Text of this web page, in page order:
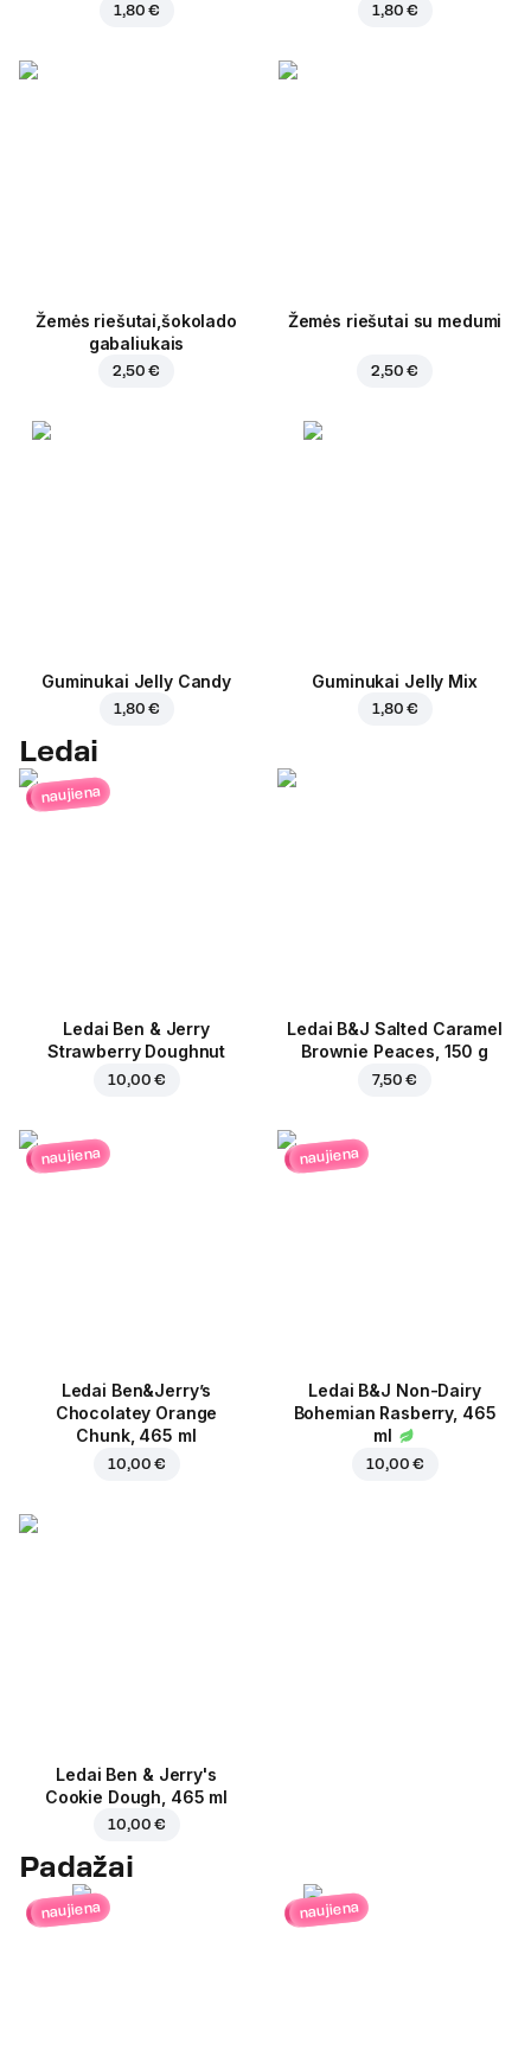
1,80 € 1,80 €
Žemės riešutai,šokolado
gabaliukais
2,50 €
Žemės riešutai su medumi
2,50 €
Guminukai Jelly Candy
1,80 €
Guminukai Jelly Mix
1,80 €
Ledai
naujiena
Ledai Ben & Jerry
Strawberry Doughnut
10,00 €
Ledai B&J Salted Caramel
Brownie Peaces, 150 g
7,50 €
naujiena
Ledai Ben&Jerry’s
Chocolatey Orange
Chunk, 465 ml
10,00 €
naujiena
Ledai B&J Non-Dairy
Bohemian Rasberry, 465
ml
10,00 €
Ledai Ben & Jerry's
Cookie Dough, 465 ml
10,00 €
Padažai
naujiena naujiena